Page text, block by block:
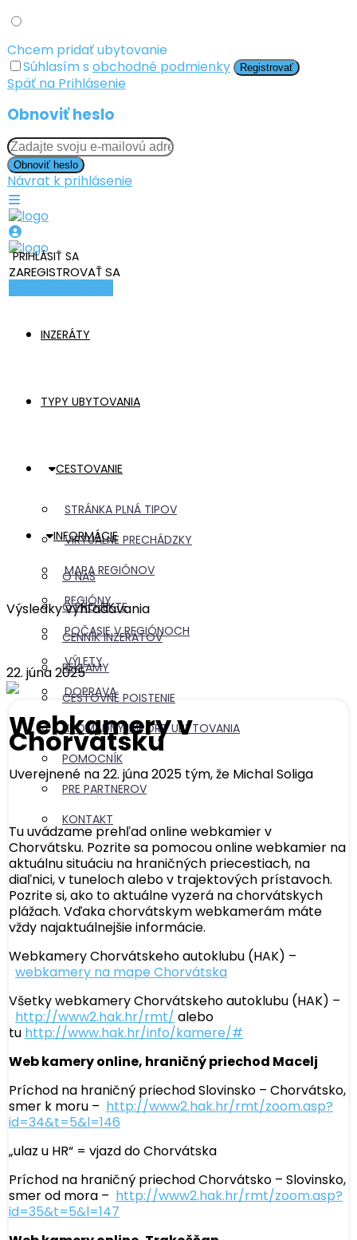
Chcem pridať ubytovanie
Súhlasím s obchodné podmienky Registrovať
Späť na Prihlásenie
Obnoviť heslo
Obnoviť heslo
Návrat k prihlásenie
PRIHLÁSIŤ SA
ZAREGISTROVAŤ SA
INZERÁTY
TYPY UBYTOVANIA
CESTOVANIE
STRÁNKA PLNÁ TIPOV
VIRTUÁLNE PRECHÁDZKY
MAPA REGIÓNOV
REGIÓNY
POČASIE V REGIÓNOCH
VÝLETY
DOPRAVA
INFORMÁCIE
O NÁS
O PROJEKTE
CENNÍK INZERÁTOV
REKLAMY
CESTOVNÉ POISTENIE
HROMADNÝ IMPORT UBYTOVANIA
POMOCNÍK
PRE PARTNEROV
KONTAKT
Výsledky vyhľadávania
22. júna 2025
Webkamery v
Chorvátsku
Uverejnené na 22. júna 2025 tým, že Michal Soliga
Tu uvádzame prehľad online webkamier v
Chorvátsku. Pozrite sa pomocou online webkamier na
aktuálnu situáciu na hraničných priecestiach, na
diaľnici, v tuneloch alebo v trajektových prístavoch.
Pozrite si, ako to aktuálne vyzerá na chorvátskych
plážach. Vďaka chorvátskym webkamerám máte
vždy najaktuálnejšie informácie.
Webkamery Chorvátskeho autoklubu (HAK) –
webkamery na mape Chorvátska
Všetky webkamery Chorvátskeho autoklubu (HAK) –
http://www2.hak.hr/rmt/ alebo
tu http://www.hak.hr/info/kamere/#
Web kamery online, hraničný priechod Macelj
Príchod na hraničný priechod Slovinsko – Chorvátsko,
smer k moru – http://www2.hak.hr/rmt/zoom.asp?
id=34&t=5&l=146
„ulaz u HR“ = vjazd do Chorvátska
Príchod na hraničný priechod Chorvátsko – Slovinsko,
smer od mora – http://www2.hak.hr/rmt/zoom.asp?
id=35&t=5&l=147